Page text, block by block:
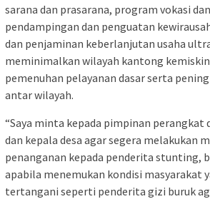
sarana dan prasarana, program vokasi
pendampingan dan penguatan
dan penjaminan keberlanjutan usaha
meminimalkan wilayah kantong
pemenuhan pelayanan dasar serta
antar wilayah.
“Saya minta kepada pimpinan perangkat
dan kepala desa agar segera melakukan
penanganan kepada penderita stunting,
apabila menemukan kondisi masyarakat
tertangani seperti penderita gizi buruk